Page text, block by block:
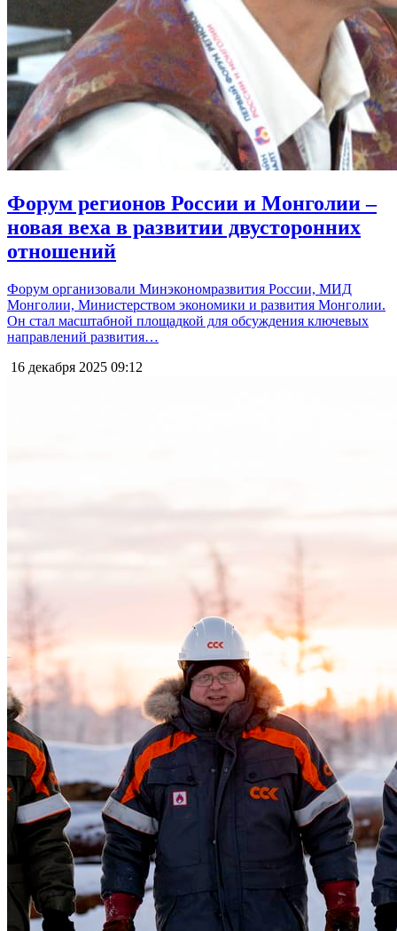
Форум регионов России и Монголии –
новая веха в развитии двусторонних
отношений
Форум организовали Минэкономразвития России, МИД
Монголии, Министерством экономики и развития Монголии.
Он стал масштабной площадкой для обсуждения ключевых
направлений развития…
16 декабря 2025 09:12